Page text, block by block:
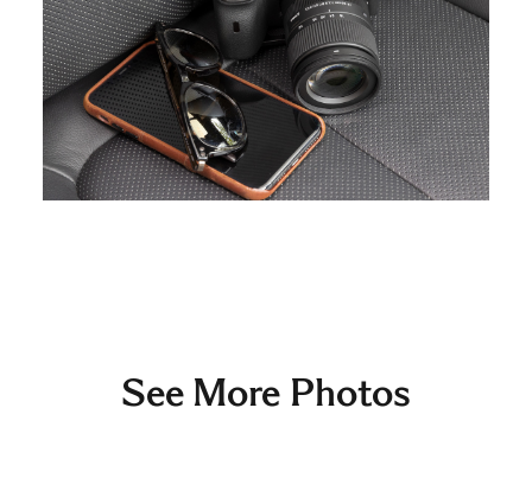
See More Photos